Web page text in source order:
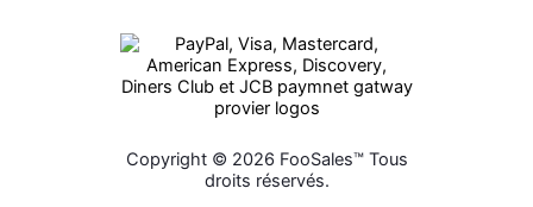
Copyright © 2026 FooSales™ Tous
droits réservés.